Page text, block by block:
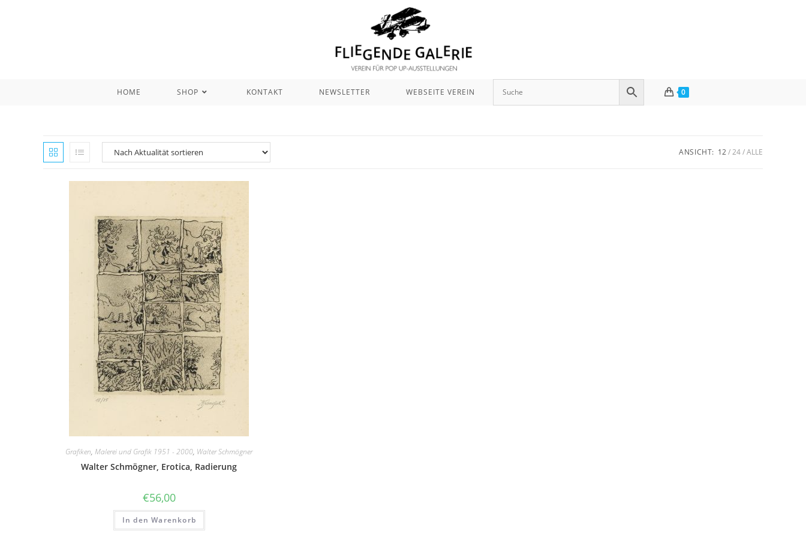
HOME SHOP KONTAKT NEWSLETTER WEBSEITE VEREIN 0
ANSICHT: 12 24 ALLE
Grafiken,Malerei und Grafik 1951 - 2000, Walter Schmögner
Walter Schmögner, Erotica, Radierung
€56,00
In den Warenkorb